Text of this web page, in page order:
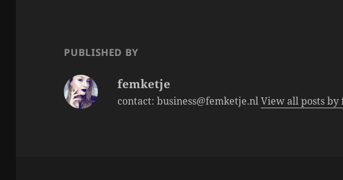
o
k
PUBLISHED BY
femketje
contact: business@femketje.nlView all posts by